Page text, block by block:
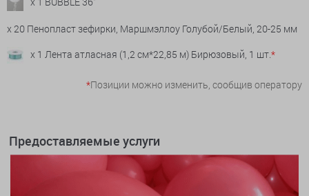
x 20 Пенопласт зефирки, Маршмэллоу Голубой/Белый, 20-25 мм
x 1 Лента атласная (1,2 см*22,85 м) Бирюзовый, 1 шт.*
*Позиции можно изменить, сообщив оператору
Предоставляемые услуги